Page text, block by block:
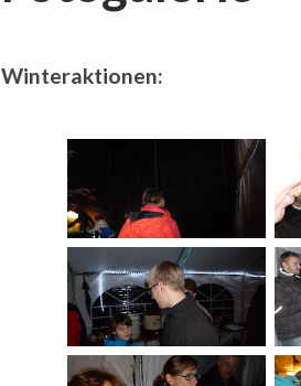
Winteraktionen: